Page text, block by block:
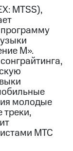
MTSS),
М».
молодые
треки,
МТС